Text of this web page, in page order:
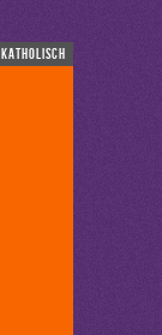
katholisch